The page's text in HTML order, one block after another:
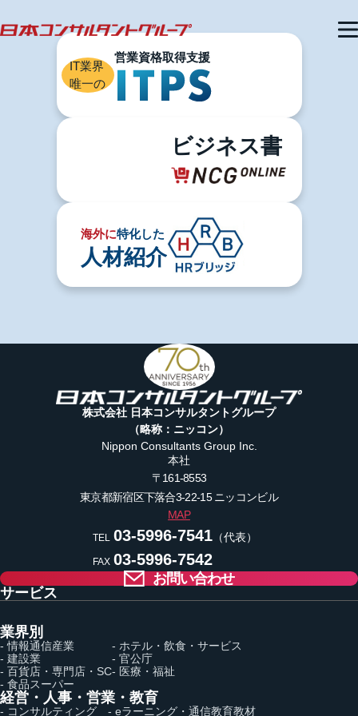
IT業界
唯一の
ビジネス書
海外に特化した
人材紹介
株式会社 日本コンサルタントグループ
（略称：ニッコン）
Nippon Consultants Group Inc.
本社
〒161-8553
東京都新宿区下落合3-22-15ニッコンビル
MAP
TEL 03-5996-7541（代表）
FAX 03-5996-7542
お問い合わせ
サービス
業界別
- 情報通信産業
- 建設業
- 百貨店・専門店・SC
- 食品スーパー
- ホテル・飲食・サービス
- 官公庁
- 医療・福祉
経営・人事・営業・教育
- コンサルティング - eラーニング・通信教育教材